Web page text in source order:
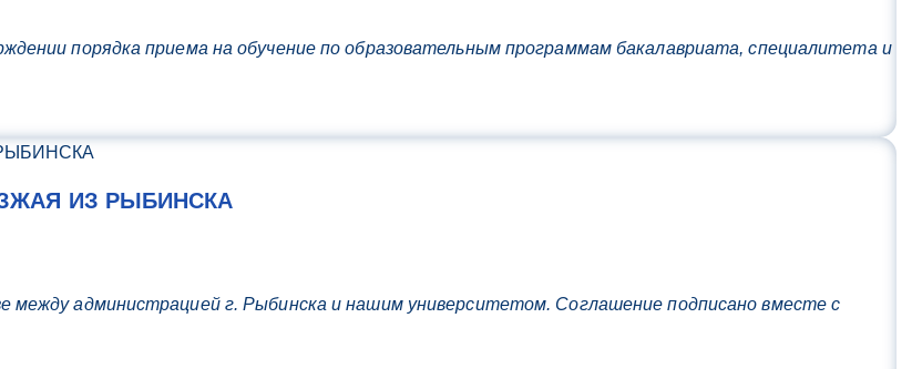
порядка приема на обучение по образовательным программам бакалавриата, специалитета и
ИЗ РЫБИНСКА
между администрацией г. Рыбинска и нашим университетом. Соглашение подписано вместе с